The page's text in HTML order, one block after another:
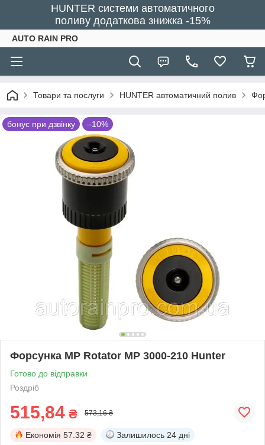
HUNTER системи автоматичного
поливу додаткова знижка -15%
AUTO RAIN PRO
Товари та послуги HUNTER автоматичний полив
бонус при дзвінку –10%
Форсунка MP Rotator MP 3000-210 Hunter
Готово до відправки
Роздріб
515,84 ₴ 573,16 ₴
Економія 57.32 ₴ Залишилось 24 дні